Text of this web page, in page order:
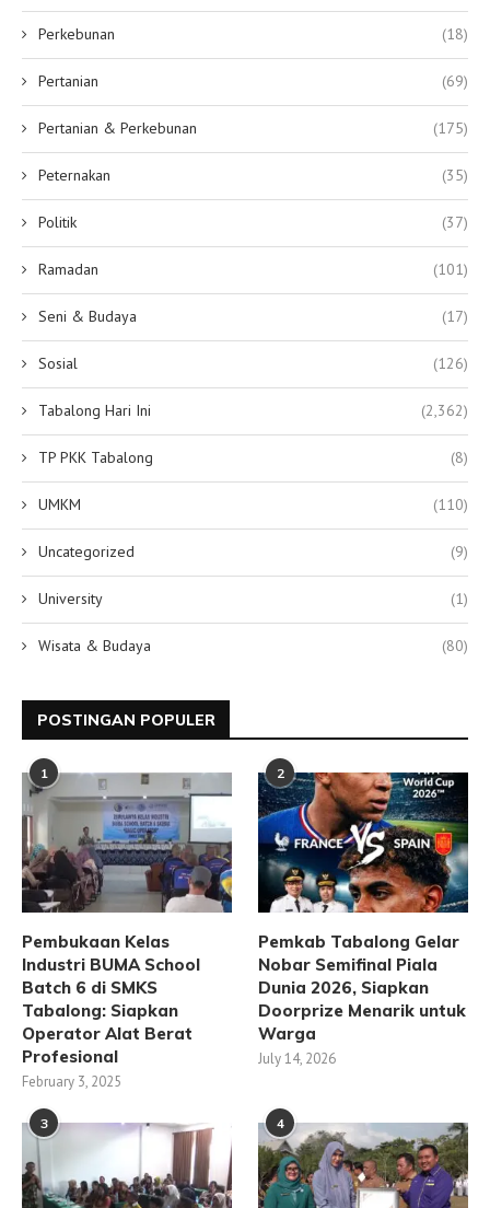
Perkebunan (18)
Pertanian (69)
Pertanian & Perkebunan (175)
Peternakan (35)
Politik (37)
Ramadan (101)
Seni & Budaya (17)
Sosial (126)
Tabalong Hari Ini (2,362)
TP PKK Tabalong (8)
UMKM (110)
Uncategorized (9)
University (1)
Wisata & Budaya (80)
POSTINGAN POPULER
1
Pembukaan Kelas
Industri BUMA School
Batch 6 di SMKS
Tabalong: Siapkan
Operator Alat Berat
Profesional
February 3, 2025
2
Pemkab Tabalong Gelar
Nobar Semifinal Piala
Dunia 2026, Siapkan
Doorprize Menarik untuk
Warga
July 14, 2026
3 4